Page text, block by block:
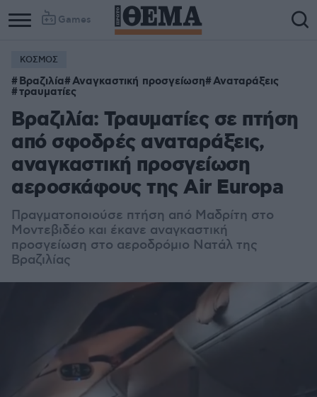
Games
ΚΟΣΜΟΣ
Βραζιλία Αναγκαστική προσγείωση Αναταράξεις
τραυματίες
Βραζιλία: Τραυματίες σε πτήση
από σφοδρές αναταράξεις,
αναγκαστική προσγείωση
αεροσκάφους της Air Europa
Πραγματοποιούσε πτήση από Μαδρίτη στο
Μοντεβιδέο και έκανε αναγκαστική
προσγείωση στο αεροδρόμιο Νατάλ της
Βραζιλίας